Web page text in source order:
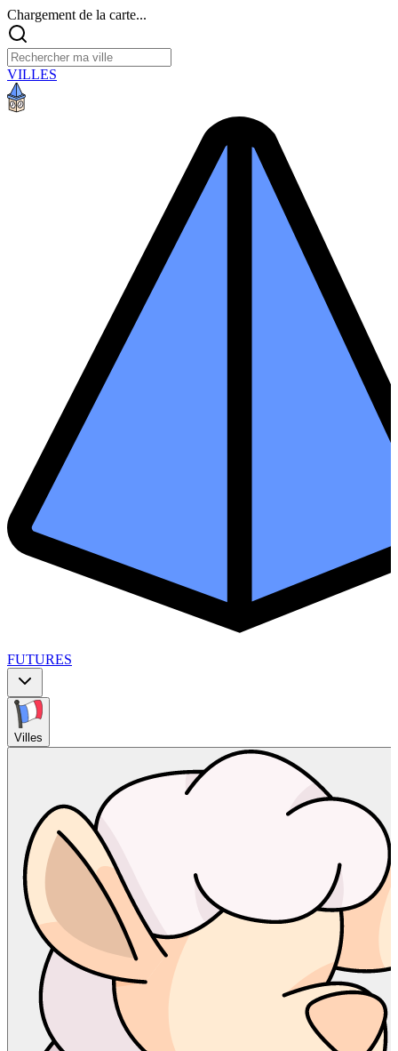
Chargement de la carte...
VILLES
FUTURES
Villes